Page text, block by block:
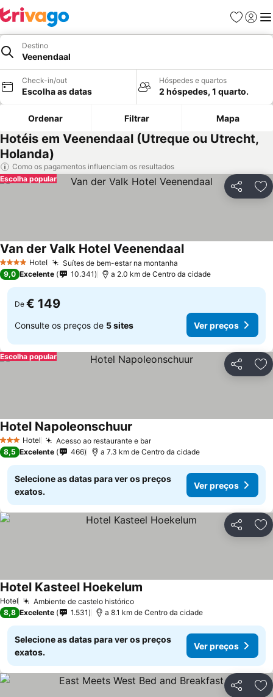
Favoritos
Iniciar
Destino
Veenendaal
Check-in/out
Escolha as datas
Hóspedes e quartos
2 hóspedes, 1 quarto.
Ordenar Filtrar Mapa
Hotéis em Veenendaal (Utreque ou Utrecht,
Holanda)
Como os pagamentos influenciam os resultados
Partilhar
Escolha popular
4 EstrelasHotel Suítes de bem-estar na montanha
Van der Valk Hotel VeenendaalVer preços
9,0 Excelente 10.341 a 2.0 km de Centro da cidade
De € 149
Consulte os preços de 5 sites Ver preços
Partilhar
Escolha popular
3 EstrelasHotel Acesso ao restaurante e barVer preços
Hotel Napoleonschuur
8,5 Excelente 466 a 7.3 km de Centro da cidade
Selecione as datas para ver os preços
exatos.
Ver preços
Partilhar
Hotel Ambiente de castelo históricoVer preços
Hotel Kasteel Hoekelum
8,8 Excelente 1.531 a 8.1 km de Centro da cidade
Selecione as datas para ver os preços
exatos.
Ver preços
Partilhar